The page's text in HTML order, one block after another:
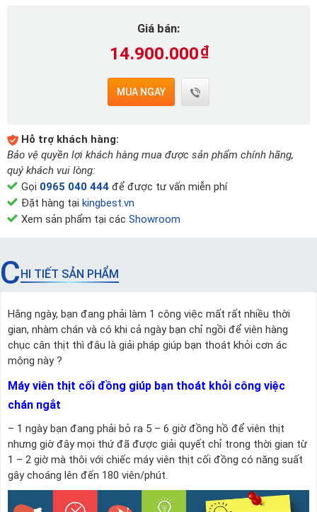
Giá bán:
14.900.000₫
MUA NGAY
Hỗ trợ khách hàng:
Bảo vệ quyền lợi khách hàng mua được sản phẩm chính hãng,
quý khách vui lòng:
Gọi 0965 040 444 để được tư vấn miễn phí
Đặt hàng tại kingbest.vn
Xem sản phẩm tại các Showroom
CHI TIẾT SẢN PHẨM
Hằng ngày, bạn đang phải làm 1 công việc mất rất nhiều thời
gian, nhàm chán và có khi cả ngày bạn chỉ ngồi để viên hàng
chục cân thịt thì đâu là giải pháp giúp bạn thoát khỏi cơn ác
mộng này ?
Máy viên thịt cối đồng giúp bạn thoát khỏi công việc
chán ngắt
– 1 ngày bạn đang phải bỏ ra 5 – 6 giờ đồng hồ để viên thịt
nhưng giờ đây mọi thứ đã được giải quyết chỉ trong thời gian từ
1 – 2 giờ mà thôi với chiếc máy viên thịt cối đồng có năng suất
gây choáng lên đến 180 viên/phút.